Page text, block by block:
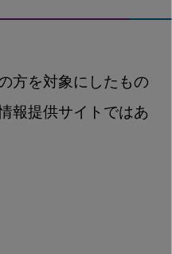
方を対象にしたもの
報提供サイトではあ